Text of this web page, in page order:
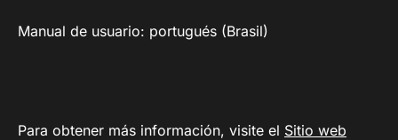
Manual de usuario: portugués (Brasil)
Para obtener más información, visite el Sitio web